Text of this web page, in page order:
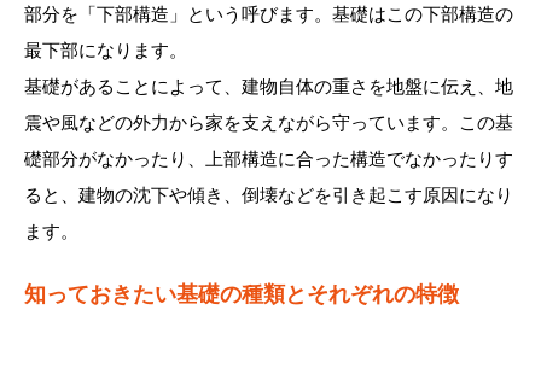
部分を「下部構造」という呼びます。基礎はこの下部構造の
最下部になります。
基礎があることによって、建物自体の重さを地盤に伝え、地
震や風などの外力から家を支えながら守っています。この基
礎部分がなかったり、上部構造に合った構造でなかったりす
ると、建物の沈下や傾き、倒壊などを引き起こす原因になり
ます。
知っておきたい基礎の種類とそれぞれの特徴